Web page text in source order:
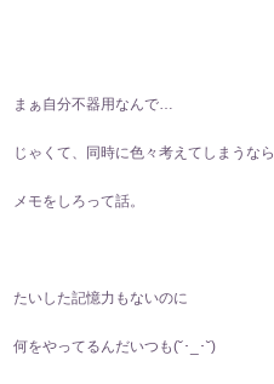
まぁ自分不器用なんで…
じゃくて、同時に色々考えてしまうなら
メモをしろって話。
たいした記憶力もないのに
何をやってるんだいつも(⁠˘⁠･⁠_⁠･⁠˘⁠)